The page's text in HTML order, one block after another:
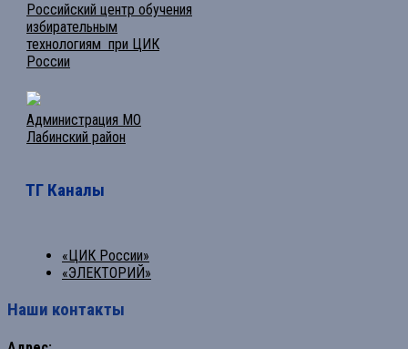
Российский центр обучения
избирательным
технологиям при ЦИК
России
Администрация МО
Лабинский район
ТГ Каналы
«ЦИК России»
«ЭЛЕКТОРИЙ»
Наши контакты